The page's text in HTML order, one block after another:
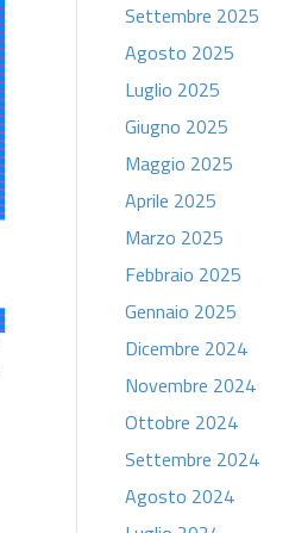
Settembre 2025
Agosto 2025
Luglio 2025
Giugno 2025
Maggio 2025
Aprile 2025
Marzo 2025
Febbraio 2025
Gennaio 2025
Dicembre 2024
Novembre 2024
Ottobre 2024
Settembre 2024
Agosto 2024